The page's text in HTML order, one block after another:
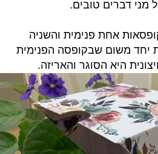
מני דברים טובים.
אחת פנימית והשניה
יחד משום שבקופסה הפנימית
היא הסוגר והאריזה.